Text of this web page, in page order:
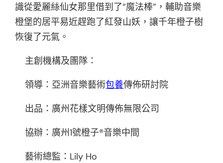
識從愛麗絲仙女那里借到了“魔法棒”，輔助音樂
橙堡的居平易近趕跑了紅發山妖，讓千年橙子樹
恢復了元氣。
主創機構及團隊：
領導：亞洲音樂藝術包養傳佈研討院
出品：廣州花樣文明傳佈無限公司
協辦：廣州1號橙子®音樂中間
藝術總監：Lily Ho